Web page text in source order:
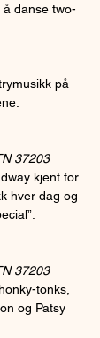
danse two-
på
37203
kjent for
hver dag og
37203
tonks,
og Patsy